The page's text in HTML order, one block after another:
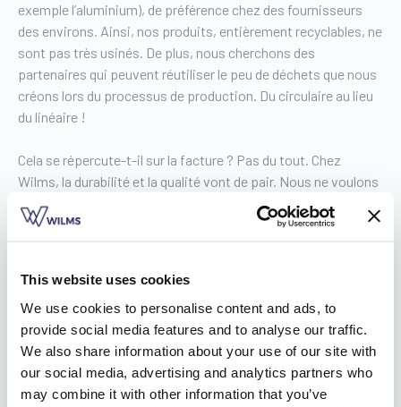
This website uses cookies
We use cookies to personalise content and ads, to
provide social media features and to analyse our traffic.
We also share information about your use of our site with
our social media, advertising and analytics partners who
may combine it with other information that you’ve
exemple l’aluminium), de préférence chez des fournisseurs
des environs. Ainsi, nos produits, entièrement recyclables, ne
sont pas très usinés. De plus, nous cherchons des
partenaires qui peuvent réutiliser le peu de déchets que nous
créons lors du processus de production. Du circulaire au lieu
du linéaire !
Cela se répercute-t-il sur la facture ? Pas du tout. Chez
Wilms, la durabilité et la qualité vont de pair. Nous ne voulons
pas à tout prix être les moins chers, mais nous optons pour
la qualité à un prix correspondant au marché. Les produits qui
portemonnaie.
Des maîtres de l’ombre durables
Nos distributeurs qui s’occupent de la vente, de la commande
et de la pose de vos volets ou screens participent à notre